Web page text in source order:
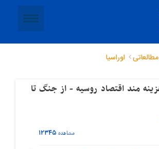
اوراسیا
مند اقتصاد روسیه - از جنگ تا
مشاهده ۱۲۳۴۵